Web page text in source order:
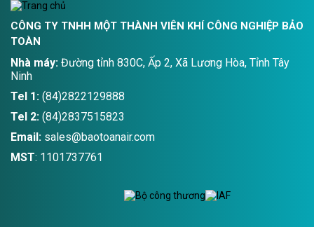
mức độ tăng trưởng của
chúng.
CÔNG TY TNHH MỘT THÀNH VIÊN KHÍ CÔNG NGHIỆP BẢO
TOÀN
Nhà máy: Đường tỉnh 830C, Ấp 2, Xã Lương Hòa, Tỉnh Tây
Ninh
Tel 1: (84)2822129888
Tel 2: (84)2837515823
Email: sales@baotoanair.com
MST: 1101737761